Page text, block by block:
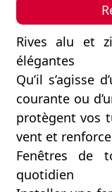
Rives alu et
élégantes
Qu’il s’agisse
courante ou
protègent vos
vent et
Fenêtres de
quotidien